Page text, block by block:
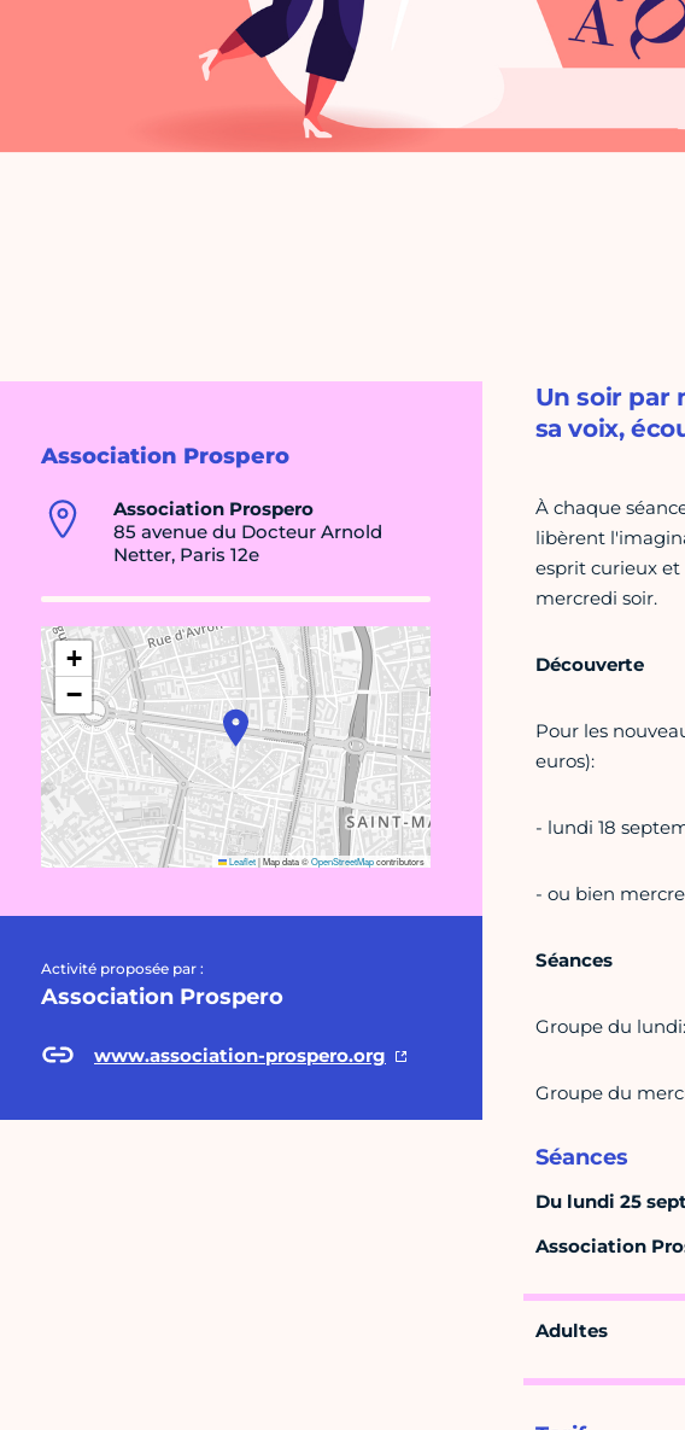
Association Prospero
Association Prospero
85 avenue du Docteur Arnold
Netter, Paris 12e
+
−
Leaflet|Map data ©OpenStreetMapcontributors
Activité proposée par :
Association Prospero
www.association-prospero.org
Un soir par
sa voix,
À chaque
libèrent
esprit curieux et
mercredi soir.
Découverte
Pour les
euros):
- lundi 18
- ou bien
Séances
Groupe du lundi:
Groupe du
Séances
Du lundi 25
Association
Adultes